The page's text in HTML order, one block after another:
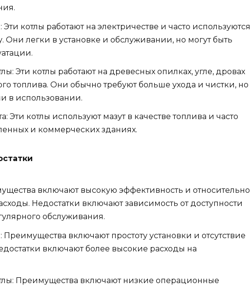
котлы работают на электричестве и часто используются
Они легки в установке и обслуживании, но могут быть
Эти котлы работают на древесных опилках, угле, дровах
топлива. Они обычно требуют больше ухода и чистки, но
в использовании.
Эти котлы используют мазут в качестве топлива и часто
и коммерческих зданиях.
включают высокую эффективность и относительно
Недостатки включают зависимость от доступности
обслуживания.
включают простоту установки и отсутствие
включают более высокие расходы на
Преимущества включают низкие операционные